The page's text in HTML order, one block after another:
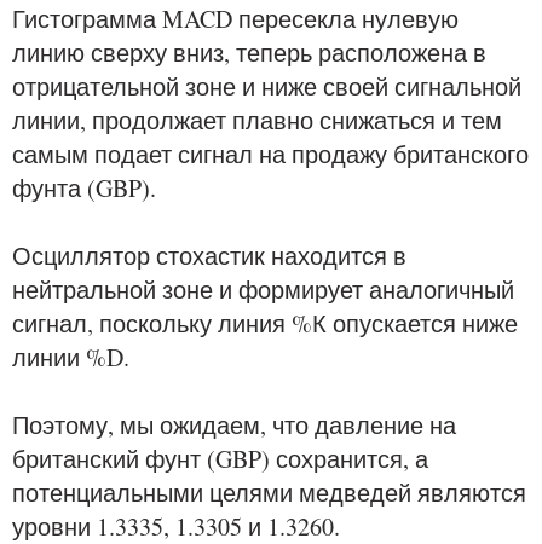
Гистограмма MACD пересекла нулевую
линию сверху вниз, теперь расположена в
отрицательной зоне и ниже своей сигнальной
линии, продолжает плавно снижаться и тем
самым подает сигнал на продажу британского
фунта (GBP).
Осциллятор стохастик находится в
нейтральной зоне и формирует аналогичный
сигнал, поскольку линия %К опускается ниже
линии %D.
Поэтому, мы ожидаем, что давление на
британский фунт (GBP) сохранится, а
потенциальными целями медведей являются
уровни 1.3335, 1.3305 и 1.3260.